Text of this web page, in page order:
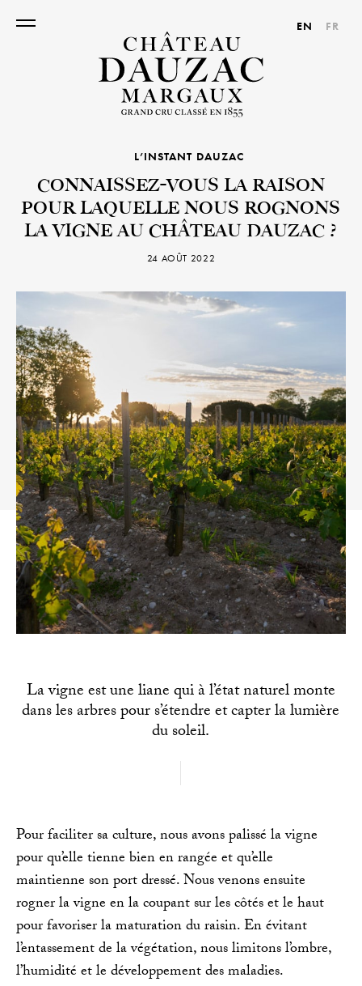
EN FR
L’INSTANT DAUZAC
CONNAISSEZ-VOUS LA RAISON
POUR LAQUELLE NOUS ROGNONS
LA VIGNE AU CHÂTEAU DAUZAC ?
24 AOÛT 2022
La vigne est une liane qui à l’état naturel monte
dans les arbres pour s’étendre et capter la lumière
du soleil.
Pour faciliter sa culture, nous avons palissé la vigne
pour qu’elle tienne bien en rangée et qu’elle
maintienne son port dressé. Nous venons ensuite
rogner la vigne en la coupant sur les côtés et le haut
pour favoriser la maturation du raisin. En évitant
l’entassement de la végétation, nous limitons l’ombre,
l’humidité et le développement des maladies.